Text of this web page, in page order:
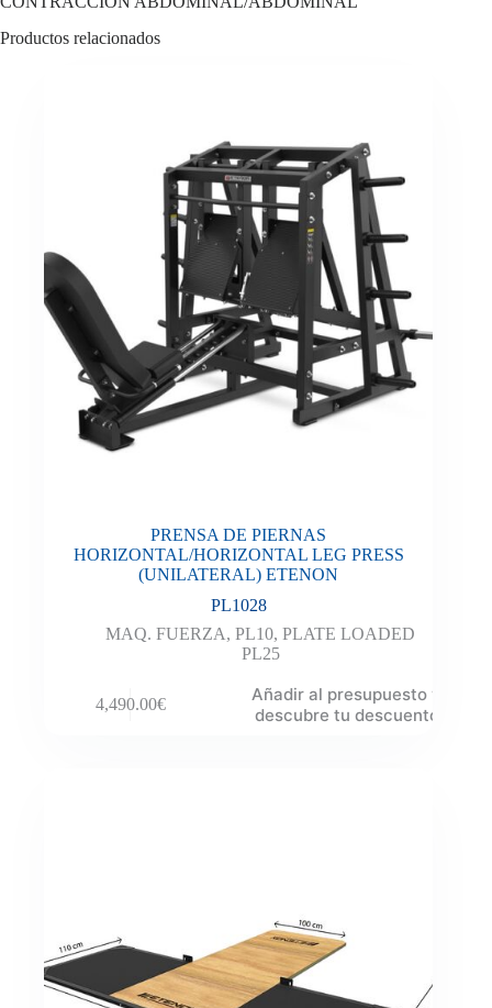
Productos relacionados
PRENSA DE PIERNAS
HORIZONTAL/HORIZONTAL LEG PRESS
(UNILATERAL) ETENON
PL1028
MAQ. FUERZA,PL10,PLATE LOADED
PL25
4,490.00€
Añadir al presupuesto y
descubre tu descuento